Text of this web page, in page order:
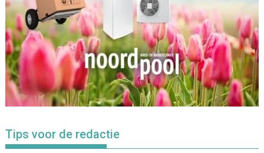
Tips voor de redactie